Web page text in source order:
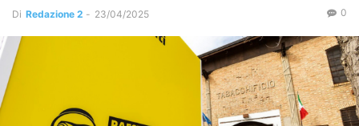
Di Redazione 2 - 23/04/2025 0